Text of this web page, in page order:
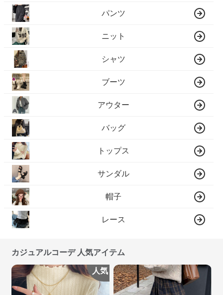
パンツ
ニット
シャツ
ブーツ
アウター
バッグ
トップス
サンダル
帽子
レース
カジュアルコーデ 人気アイテム
人気